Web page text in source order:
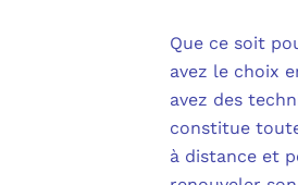
Que ce soit
avez le choix
avez des
constitue
à distance et